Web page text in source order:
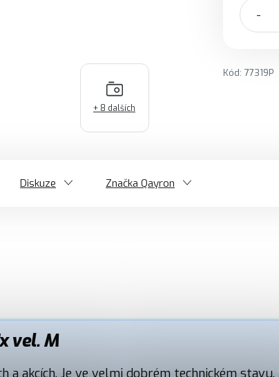
Kód: 77319P
+ 8 dalších
Diskuze Značka Qayron
vel. M
a akcích. Je ve velmi dobrém technickém